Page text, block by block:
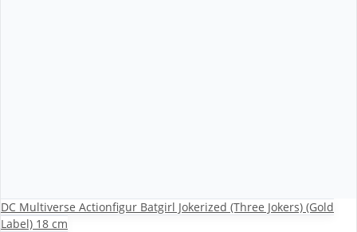
DC Multiverse Actionfigur Batgirl Jokerized (Three Jokers) (Gold
Label) 18 cm